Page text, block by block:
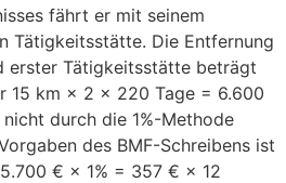
fährt er mit seinem
Tätigkeitsstätte. Die Entfernung
erster Tätigkeitsstätte beträgt
15 km × 2 × 220 Tage = 6.600
durch die 1%-Methode
des BMF-Schreibens ist
€ × 1% = 357 € × 12